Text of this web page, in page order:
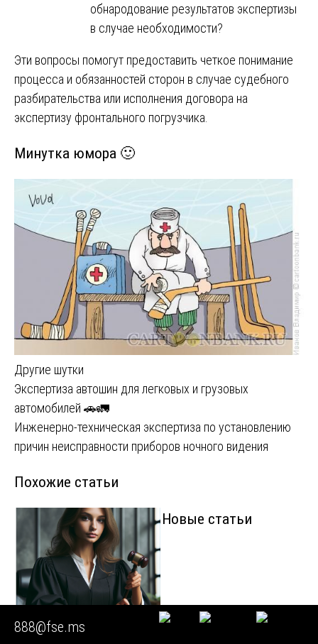
обнародование результатов экспертизы
в случае необходимости?
Эти вопросы помогут предоставить четкое понимание
процесса и обязанностей сторон в случае судебного
разбирательства или исполнения договора на
экспертизу фронтального погрузчика.
Минутка юмора 🙂
Другие шутки
Навигация
по
записям
Экспертиза автошин для легковых и грузовых
автомобилей 🚗🚛
Инженерно-техническая экспертиза по установлению
причин неисправности приборов ночного видения
Похожие статьи
🟥 Техническая
Новые статьи
888@fse.ms